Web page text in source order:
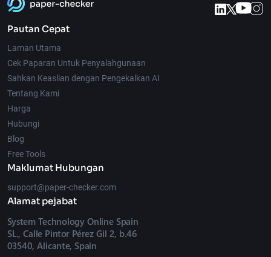
Pautan Cepat
Laman Utama
Cek Paparan Untuk Penyalahgunaan
Sahkan Keaslian dengan Pengekalkan AI
Tentang Kami
Harga
Hubungi
Blog
Free Tools
Maklumat Hubungan
support@paper-checker.com
Alamat pejabat